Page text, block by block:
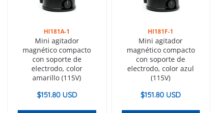
HI181A-1
Mini agitador
magnético compacto
con soporte de
electrodo, color
amarillo (115V)
$151.80 USD
HI181F-1
Mini agitador
magnético compacto
con soporte de
electrodo, color azul
(115V)
$151.80 USD